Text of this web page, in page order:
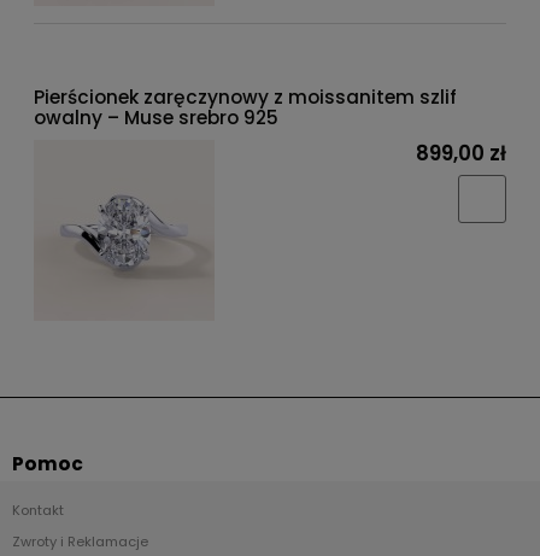
Pierścionek zaręczynowy z moissanitem szlif
owalny – Muse srebro 925
899,00 zł
Pomoc
Kontakt
Zwroty i Reklamacje